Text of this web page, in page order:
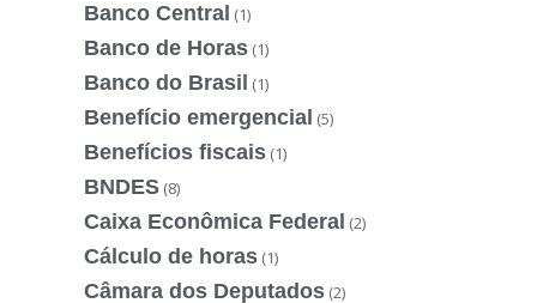
Banco Central (1)
Banco de Horas (1)
Banco do Brasil (1)
Benefício emergencial (5)
Benefícios fiscais (1)
BNDES (8)
Caixa Econômica Federal (2)
Cálculo de horas (1)
Câmara dos Deputados (2)